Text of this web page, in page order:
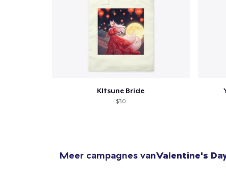
KItsune Bride
$30
Meer campagnes vanValentine's